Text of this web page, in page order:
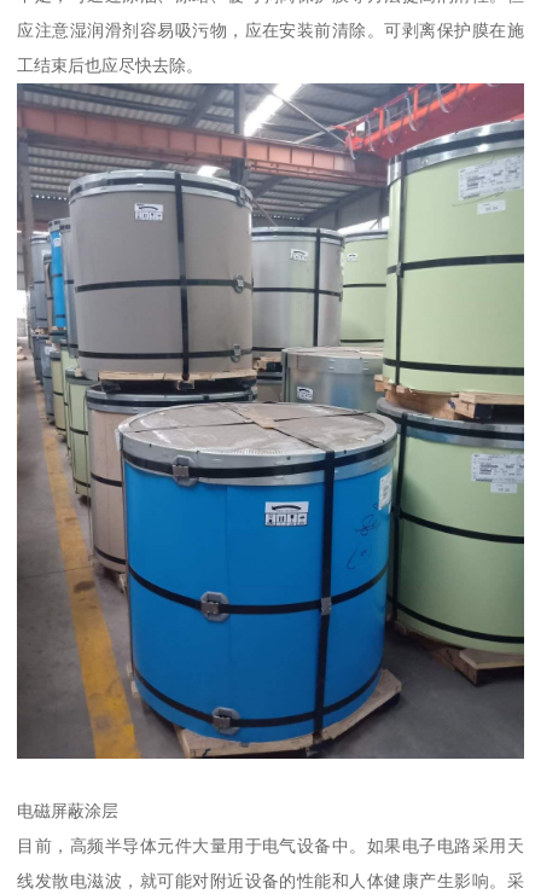
应注意湿润滑剂容易吸污物，应在安装前清除。可剥离保护膜在施
工结束后也应尽快去除。
电磁屏蔽涂层
目前，高频半导体元件大量用于电气设备中。如果电子电路采用天
线发散电滋波，就可能对附近设备的性能和人体健康产生影响。采